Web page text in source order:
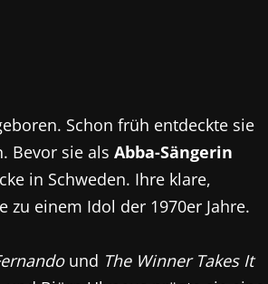
Schon früh entdeckte sie
Bevor sie als Abba-Sängerin
in Schweden. Ihre klare,
einem Idol der 1970er Jahre.
und The Winner Takes It